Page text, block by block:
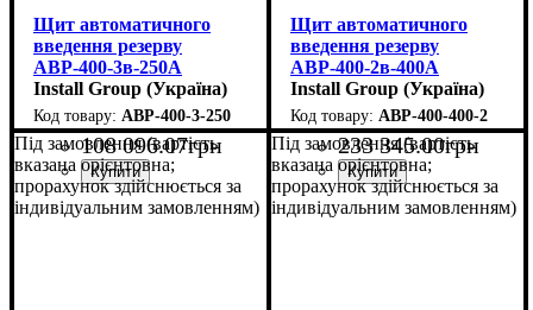
Щит автоматичного
введення резерву
АВР-400-3в-250А
Install Group (Україна)
АВР-400-3-250
108 096.07грн
Щит автоматичного
введення резерву
АВР-400-2в-400А
Install Group (Україна)
АВР-400-400-2
233 345.00грн
Під замовлення (вартість
вказана орієнтовна;
прорахунок здійснюється за
індивідуальним замовленням)
Під замовлення (вартість
вказана орієнтовна;
прорахунок здійснюється за
індивідуальним замовленням)